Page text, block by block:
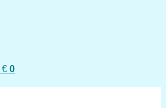
€ 0